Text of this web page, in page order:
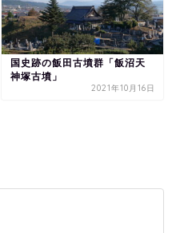
国史跡の飯田古墳群「飯沼天
神塚古墳」
2021年10月16日